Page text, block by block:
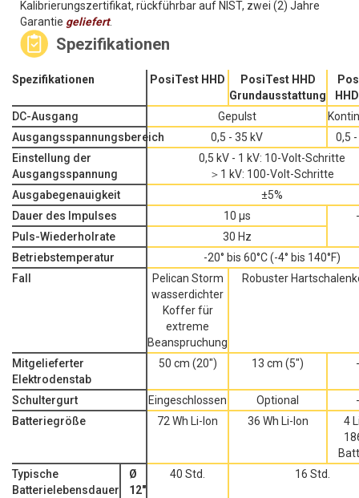
Kalibrierungszertifikat, rückführbar auf NIST, zwei (2) Jahre
Garantie geliefert.
Spezifikationen
Spezifikationen PosiTest HHD
PosiTest HHD
Grundausstattung
DC-Ausgang
Gepulst
Einstellung der
Ausgangsspannung
0,5 kV - 1 kV: 10-Volt-Schritte
＞1 kV: 100-Volt-Schritte
Ausgabegenauigkeit
Ausgangsspannungsbereich
±5%
0,5 - 35 kV
Dauer des Impulses
0,5
10 μs
Puls-Wiederholrate
30 Hz
Batteriegröße 72 Wh Li-Ion 36 Wh Li-Ion
Typische
Batterielebensdauer
Ø
12"
Betriebstemperatur
40 Std. 16 Std.
-20° bis 60°C (-4° bis 140°F)
Fall
Pelican Storm
wasserdichter
Koffer für
extreme
Beanspruchung
Robuster
Mitgelieferter
Elektrodenstab
50 cm (20") 13 cm (5")
Schultergurt Eingeschlossen Optional
4